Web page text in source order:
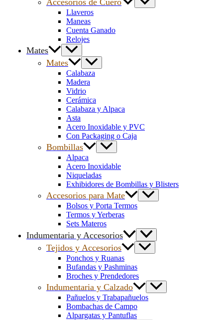
Accesorios de Cuero
Llaveros
Maneas
Cuenta Ganado
Relojes
Mates
Mates
Calabaza
Madera
Vidrio
Cerámica
Calabaza y Alpaca
Asta
Acero Inoxidable y PVC
Con Packaging o Caja
Bombillas
Alpaca
Acero Inoxidable
Niqueladas
Exhibidores de Bombillas y Blisters
Accesorios para Mate
Bolsos y Porta Termos
Termos y Yerberas
Sets Materos
Indumentaria y Accesorios
Tejidos y Accesorios
Ponchos y Ruanas
Bufandas y Pashminas
Broches y Prendedores
Indumentaria y Calzado
Pañuelos y Trabapañuelos
Bombachas de Campo
Alpargatas y Pantuflas